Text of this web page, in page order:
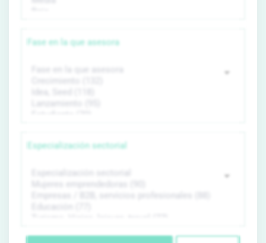
Fase en la que asesora
Especialización sectorial